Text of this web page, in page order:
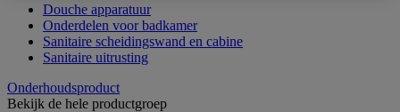
Douche apparatuur
Onderdelen voor badkamer
Sanitaire scheidingswand en cabine
Sanitaire uitrusting
Onderhoudsproduct
Bekijk de hele productgroep